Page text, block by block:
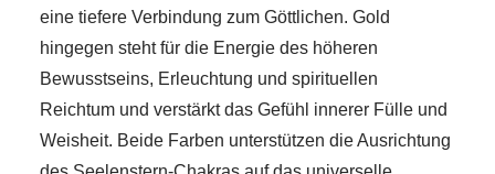
eine tiefere Verbindung zum Göttlichen. Gold
hingegen steht für die Energie des höheren
Bewusstseins, Erleuchtung und spirituellen
Reichtum und verstärkt das Gefühl innerer Fülle und
Weisheit. Beide Farben unterstützen die Ausrichtung